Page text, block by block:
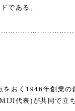
である。
おく1946年創業
代表)が共同で立